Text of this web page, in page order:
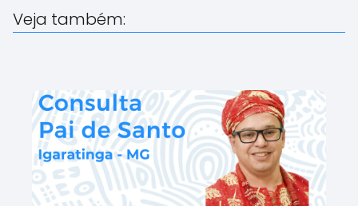
Veja também: